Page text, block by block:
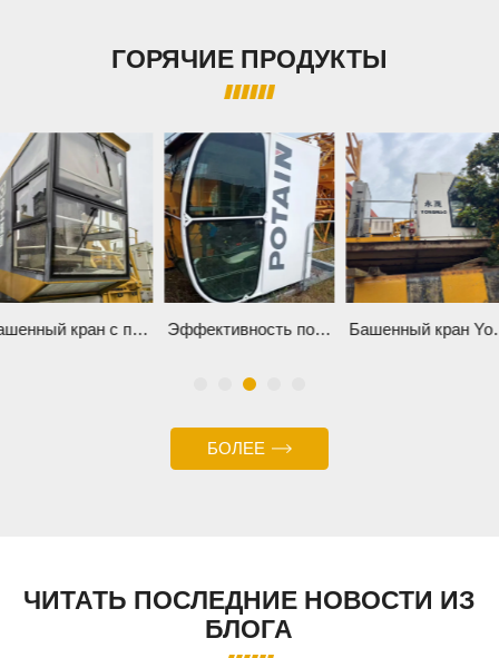
ГОРЯЧИЕ ПРОДУКТЫ
Башенный кран с плоским верхом XCMG XGT7018-10 для продажи в Китае Эффективность подъема: башенный кран POTAIN MC320 Башенный
БОЛЕЕ
ЧИТАТЬ ПОСЛЕДНИЕ НОВОСТИ ИЗ
БЛОГА